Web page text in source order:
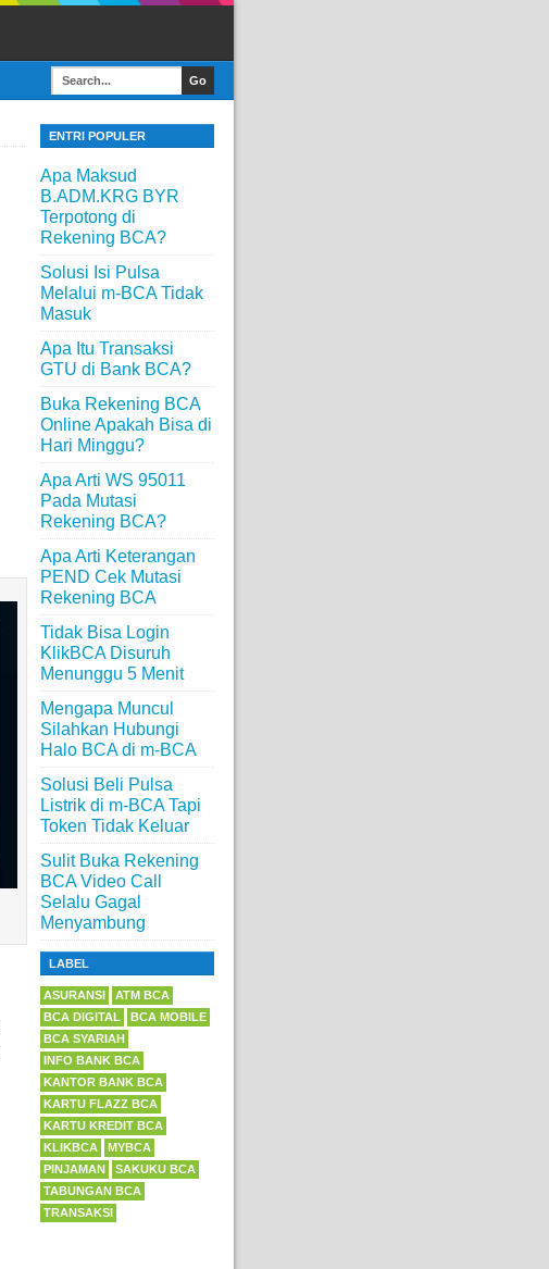
ENTRI POPULER
Apa Maksud
B.ADM.KRG BYR
Terpotong di
Rekening BCA?
Solusi Isi Pulsa
Melalui m-BCA Tidak
Masuk
Apa Itu Transaksi
GTU di Bank BCA?
Buka Rekening BCA
Online Apakah Bisa di
Hari Minggu?
Apa Arti WS 95011
Pada Mutasi
Rekening BCA?
Apa Arti Keterangan
PEND Cek Mutasi
Rekening BCA
Tidak Bisa Login
KlikBCA Disuruh
Menunggu 5 Menit
Mengapa Muncul
Silahkan Hubungi
Halo BCA di m-BCA
Solusi Beli Pulsa
Listrik di m-BCA Tapi
Token Tidak Keluar
Sulit Buka Rekening
BCA Video Call
Selalu Gagal
Menyambung
LABEL
ASURANSI
ATM BCA
BCA DIGITAL
BCA MOBILE
BCA SYARIAH
INFO BANK BCA
KANTOR BANK BCA
KARTU FLAZZ BCA
KARTU KREDIT BCA
KLIKBCA
MYBCA
PINJAMAN
SAKUKU BCA
TABUNGAN BCA
TRANSAKSI